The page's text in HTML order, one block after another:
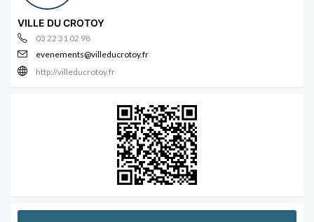
VILLE DU CROTOY
03 22 31 02 98
evenements@villeducrotoy.fr
http://villeducrotoy.fr